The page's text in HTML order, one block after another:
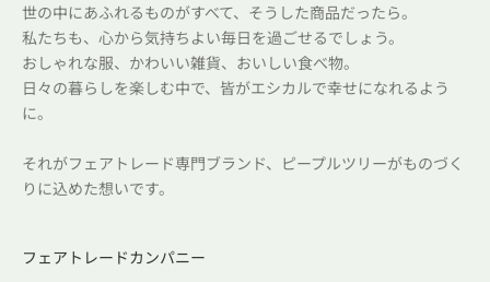
世の中にあふれるものがすべて、そうした商品だったら。
私たちも、心から気持ちよい毎日を過ごせるでしょう。
おしゃれな服、かわいい雑貨、おいしい食べ物。
日々の暮らしを楽しむ中で、皆がエシカルで幸せになれるよう
に。
それがフェアトレード専門ブランド、ピープルツリーがものづく
りに込めた想いです。
フェアトレードカンパニー